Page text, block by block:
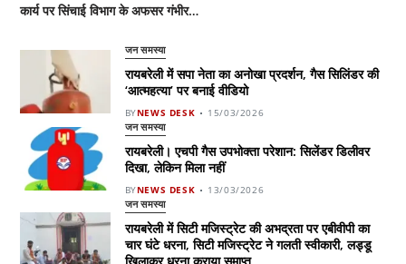
कार्य पर सिंचाई विभाग के अफसर गंभीर…
जन समस्या
रायबरेली में सपा नेता का अनोखा प्रदर्शन, गैस सिलिंडर की
‘आत्महत्या’ पर बनाई वीडियो
BYNEWS DESK 15/03/2026
जन समस्या
रायबरेली। एचपी गैस उपभोक्ता परेशान: सिलेंडर डिलीवर
दिखा, लेकिन मिला नहीं
BYNEWS DESK 13/03/2026
जन समस्या
रायबरेली में सिटी मजिस्ट्रेट की अभद्रता पर एबीवीपी का
चार घंटे धरना, सिटी मजिस्ट्रेट ने गलती स्वीकारी, लड्डू